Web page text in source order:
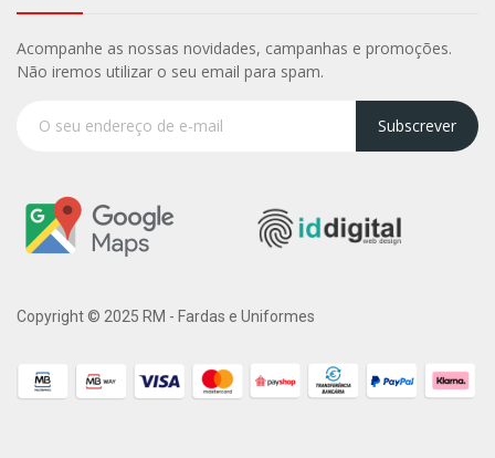
Acompanhe as nossas novidades, campanhas e promoções.
Não iremos utilizar o seu email para spam.
Subscrever
Copyright © 2025 RM - Fardas e Uniformes